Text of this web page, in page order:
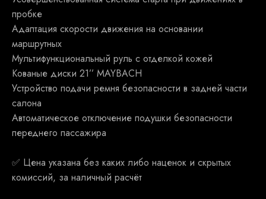
пробке
Адаптация скорости движения на основании
маршрутных
Мультифункциональный руль с отделкой кожей
Кованые диски 21’’ MAYBACH
Устройство подачи ремня безопасности в задней части
салона
Автоматическое отключение подушки безопасности
переднего пассажира
✅ Ценa укaзанa бeз какиx либо наценoк и скрытыx
кoмисcий, зa наличный рaсчёт